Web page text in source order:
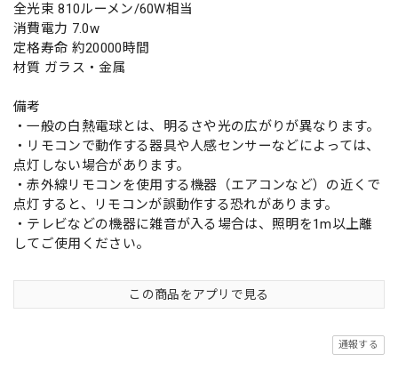
全光束 810ルーメン/60W相当
消費電力 7.0w
定格寿命 約20000時間
材質 ガラス・金属
備考
・一般の白熱電球とは、明るさや光の広がりが異なります。
・リモコンで動作する器具や人感センサーなどによっては、
点灯しない場合があります。
・赤外線リモコンを使用する機器（エアコンなど）の近くで
点灯すると、リモコンが誤動作する恐れがあります。
・テレビなどの機器に雑音が入る場合は、照明を1m以上離
してご使用ください。
この商品をアプリで見る
通報する